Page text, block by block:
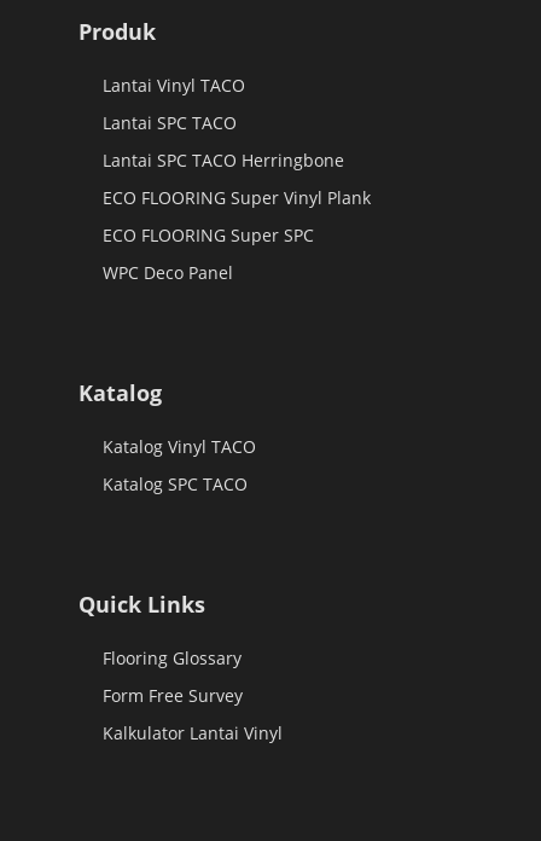
Produk
Lantai Vinyl TACO
Lantai SPC TACO
Lantai SPC TACO Herringbone
ECO FLOORING Super Vinyl Plank
ECO FLOORING Super SPC
WPC Deco Panel
Katalog
Katalog Vinyl TACO
Katalog SPC TACO
Quick Links
Flooring Glossary
Form Free Survey
Kalkulator Lantai Vinyl